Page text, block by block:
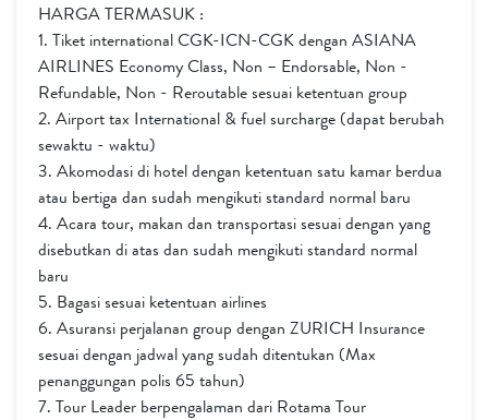
HARGA TERMASUK :
1. Tiket international CGK-ICN-CGK dengan ASIANA
AIRLINES Economy Class, Non – Endorsable, Non -
Refundable, Non - Reroutable sesuai ketentuan group
2. Airport tax International & fuel surcharge (dapat berubah
sewaktu - waktu)
3. Akomodasi di hotel dengan ketentuan satu kamar berdua
atau bertiga dan sudah mengikuti standard normal baru
4. Acara tour, makan dan transportasi sesuai dengan yang
disebutkan di atas dan sudah mengikuti standard normal
baru
5. Bagasi sesuai ketentuan airlines
6. Asuransi perjalanan group dengan ZURICH Insurance
sesuai dengan jadwal yang sudah ditentukan (Max
penanggungan polis 65 tahun)
7. Tour Leader berpengalaman dari Rotama Tour